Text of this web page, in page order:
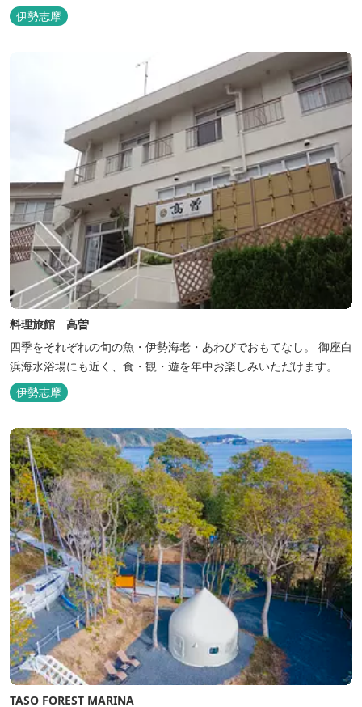
ことができます。
伊勢志摩
料理旅館 高曽
四季をそれぞれの旬の魚・伊勢海老・あわびでおもてなし。 御座白
浜海水浴場にも近く、食・観・遊を年中お楽しみいただけます。
伊勢志摩
TASO FOREST MARINA